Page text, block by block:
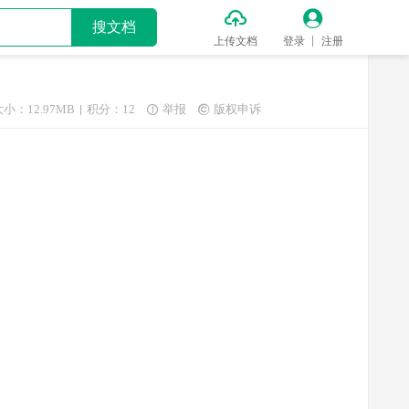
搜文档 
上传文档

登录 注册
小：12.97MB 积分：12  举报  版权申诉